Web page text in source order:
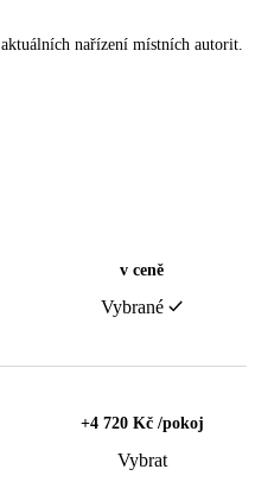
nařízení místních autorit.
v ceně
Vybrané
+4 720 Kč /pokoj
Vybrat